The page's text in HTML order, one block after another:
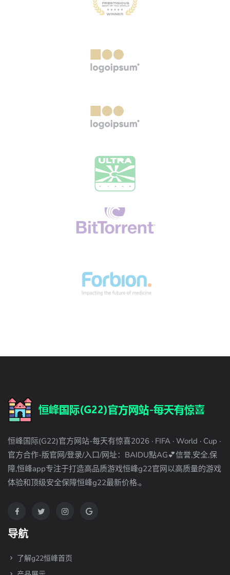
恒峰国际(G22)官方网站-每天有惊喜2026 · FIFA · World · Cup ·
官方合作-版官网/登录/入口/网址：BAIDU點AG💕信誉,安全,保
障,恒峰app专注于打造高品质游戏恒峰g22官网以高质量的游戏
体验和顶级安全保障恒峰g22最新价格.。
导航
了解g22恒峰首页